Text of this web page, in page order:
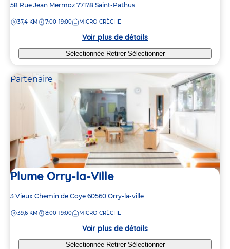
Adresse
la
58 Rue Jean Mermoz 77178 Saint-Pathus
DISTANCE
37,4 KM 7:00-19:00 MICRO-CRÈCHE
Voir plus de détails
Sélectionnée Retirer Sélectionner
Partenaire
Plume Orry-la-Ville
Adresse
la
3 Vieux Chemin de Coye 60560 Orry-la-ville
DISTANCE
39,6 KM 8:00-19:00 MICRO-CRÈCHE
Voir plus de détails
Sélectionnée Retirer Sélectionner